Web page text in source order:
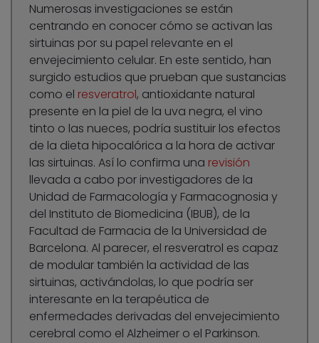
Numerosas investigaciones se están
centrando en conocer cómo se activan las
sirtuinas por su papel relevante en el
envejecimiento celular. En este sentido, han
surgido estudios que prueban que sustancias
como el resveratrol, antioxidante natural
presente en la piel de la uva negra, el vino
tinto o las nueces, podría sustituir los efectos
de la dieta hipocalórica a la hora de activar
las sirtuinas. Así lo confirma una revisión
llevada a cabo por investigadores de la
Unidad de Farmacología y Farmacognosia y
del Instituto de Biomedicina (IBUB), de la
Facultad de Farmacia de la Universidad de
Barcelona. Al parecer, el resveratrol es capaz
de modular también la actividad de las
sirtuinas, activándolas, lo que podría ser
interesante en la terapéutica de
enfermedades derivadas del envejecimiento
cerebral como el Alzheimer o el Parkinson.